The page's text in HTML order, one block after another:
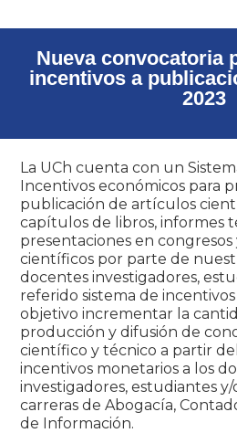
Nueva convocatoria
incentivos a
2023
La UCh cuenta con un
Incentivos económicos para
publicación de artículos
capítulos de libros, informes
presentaciones en
científicos por parte de
docentes investigadores,
referido sistema de
objetivo incrementar la
producción y difusión de
científico y técnico a partir
incentivos monetarios a los
investigadores, estudiantes y/
carreras de Abogacía,
de Información.